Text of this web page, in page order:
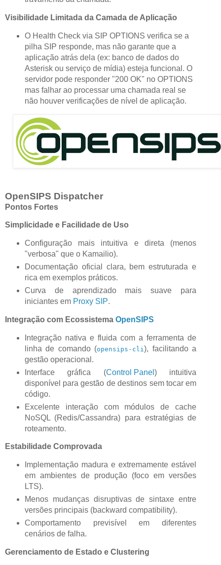
Visibilidade Limitada da Camada de Aplicação
O Health Check via SIP OPTIONS verifica se a
pilha SIP responde, mas não garante que a
aplicação atrás dela (ex: banco de dados do
Asterisk ou serviço de mídia) esteja funcional. O
servidor pode responder "200 OK" no OPTIONS
mas falhar ao processar uma chamada real se
não houver verificações de nível de aplicação.
OpenSIPS Dispatcher
Pontos Fortes
Simplicidade e Facilidade de Uso
Configuração mais intuitiva e direta (menos
"verbosa" que o Kamailio).
Documentação oficial clara, bem estruturada e
rica em exemplos práticos.
Curva de aprendizado mais suave para
iniciantes em Proxy SIP.
Integração com Ecossistema OpenSIPS
Integração nativa e fluida com a ferramenta de
linha de comando (opensips-cli ), facilitando a
gestão operacional.
Interface gráfica (Control Panel ) intuitiva
disponível para gestão de destinos sem tocar em
código.
Excelente interação com módulos de cache
NoSQL (Redis/Cassandra) para estratégias de
roteamento.
Estabilidade Comprovada
Implementação madura e extremamente estável
em ambientes de produção (foco em versões
LTS).
Menos mudanças disruptivas de sintaxe entre
versões principais (backward compatibility).
Comportamento previsível em diferentes
cenários de falha.
Gerenciamento de Estado e Clustering